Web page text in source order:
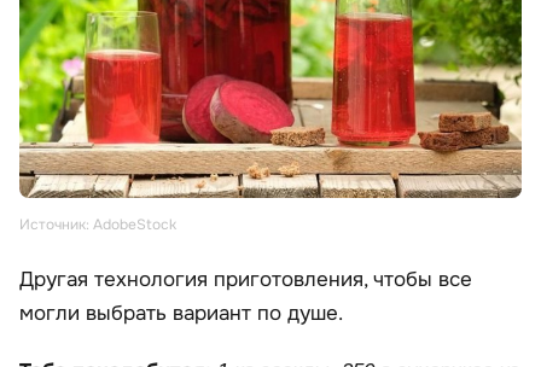
Источник: AdobeStock
Другая технология приготовления, чтобы все
могли выбрать вариант по душе.